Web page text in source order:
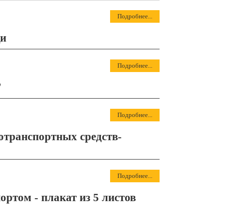
Подробнее...
Подробнее...
Подробнее...
средств-
Подробнее...
- плакат из 5 листов